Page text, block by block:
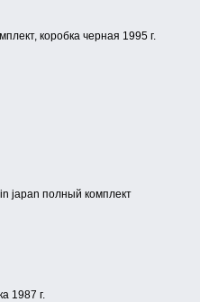
коробка черная 1995 г.
in japan полный комплект
1987 г.